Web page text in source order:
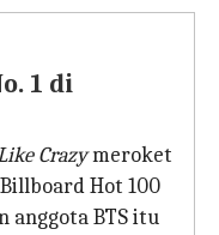
1 di
Crazymeroket
Hot 100
anggota BTS itu